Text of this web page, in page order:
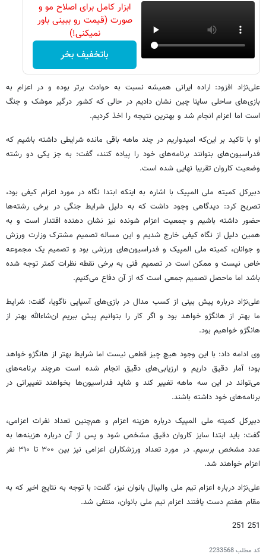
ابزار کامل برای اصلاح مو و
صورت (قیمت رو ببینی باور
نمیکنی!)
باتخفیف بخر
علی‌نژاد افزود: اراده ایرانی همیشه نسبت به حوادث برتر بوده و در اعزام به
بازی‌های ساحلی ساینا چین نشان دادیم در حالی که کشور درگیر موشک و جنگ
است اما اعزام انجام شد و بهترین نتیجه را اخذ کردیم.
او با تاکید بر این‌که امیدواریم در چند ماهه باقی مانده شرایطی داشته باشیم که
فدراسیون‌های بتوانند برنامه‌های خود را پیاده کنند، گفت: به جز یکی دو رشته
وضعیت کاروان تقریبا نهایی شده است‌.
دبیرکل کمیته ملی المپیک با اشاره به اینکه ابتدا نگاه در مورد اعزام کیفی بود،
تصریح کرد: دیدگاهی وجود داشت که به دلیل شرایط جنگی در برخی رشته‌ها
حضور داشته باشیم و جمعیت اعزام شونده نیز نشان دهنده اقتدار است و به
همین دلیل از نگاه کیفی خارج شدیم و این مساله تصمیم مشترک وزارت ورزش
و جوانان، کمیته ملی المپیک و فدراسیون‌های ورزشی بود و تصمیم یک مجموعه
خاص نیست و ممکن است در تصمیم فنی به برخی نقطه نظرات کمتر توجه شده
باشد اما ماحصل تصمیم جمعی است که از آن دفاع می‌کنیم.
علی‌نژاد درباره پیش بینی از کسب مدال‌ در بازی‌های آسیایی ناگویا، گفت: شرایط
ما بهتر از هانگژو خواهد بود و اگر کار را بتوانیم پیش ببریم ان‌شاءالله بهتر از
هانگژو خواهیم بود.
وی ادامه داد: با این وجود هیچ چیز قطعی نیست اما شرایط بهتر از هانگژو خواهد
بود؛ آمار دقیق داریم و ارزیابی‌های دقیق انجام شده است هرچند برنامه‌های
می‌تواند در این سه ماهه تغییر کند و شاید فدراسیون‌ها بخواهند تغییراتی در
برنامه‌های خود داشته باشند.
دبیرکل کمیته ملی المپیک درباره هزینه اعزام و هم‌چنین تعداد نفرات اعزامی،
گفت: باید ابتدا سایز کاروان دقیق مشخص شود و پس از آن درباره هزینه‌ها به
عدد مشخص برسیم. در مورد تعداد ورزشکاران اعزامی نیز بین ۳۰۰ تا ۳۱۰ نفر
اعزام خواهند شد.
علی‌نژاد درباره اعزام تیم ملی والیبال بانوان نیز، گفت: با توجه به نتایج اخیر که به
مقام هفتم دست یافتند اعزام تیم ملی بانوان، منتفی شد.
251 251
کد مطلب2233568